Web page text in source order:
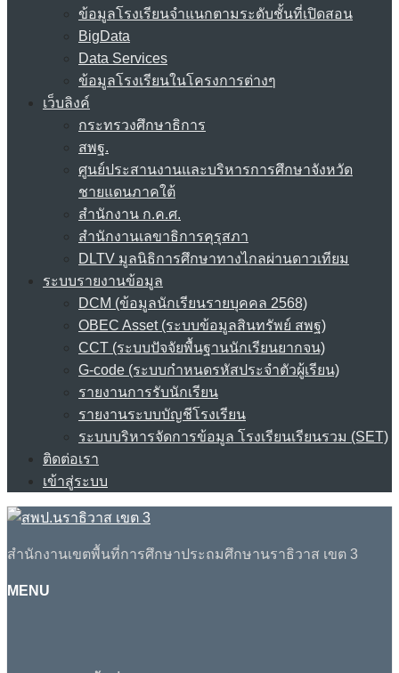
ข้อมูลโรงเรียนจำแนกตามระดับชั้นที่เปิดสอน
BigData
Data Services
ข้อมูลโรงเรียนในโครงการต่างๆ
เว็บลิงค์
กระทรวงศึกษาธิการ
สพฐ.
ศูนย์ประสานงานและบริหารการศึกษาจังหวัด
ชายแดนภาคใต้
สำนักงาน ก.ค.ศ.
สำนักงานเลขาธิการคุรุสภา
DLTV มูลนิธิการศึกษาทางไกลผ่านดาวเทียม
ระบบรายงานข้อมูล
DCM (ข้อมูลนักเรียนรายบุคคล 2568)
OBEC Asset (ระบบข้อมูลสินทรัพย์ สพฐ)
CCT (ระบบปัจจัยพื้นฐานนักเรียนยากจน)
G-code (ระบบกำหนดรหัสประจำตัวผู้เรียน)
รายงานการรับนักเรียน
รายงานระบบบัญชีโรงเรียน
ระบบบริหารจัดการข้อมูล โรงเรียนเรียนรวม (SET)
ติดต่อเรา
เข้าสู่ระบบ
สำนักงานเขตพื้นที่การศึกษาประถมศึกษานราธิวาส เขต 3
MENU